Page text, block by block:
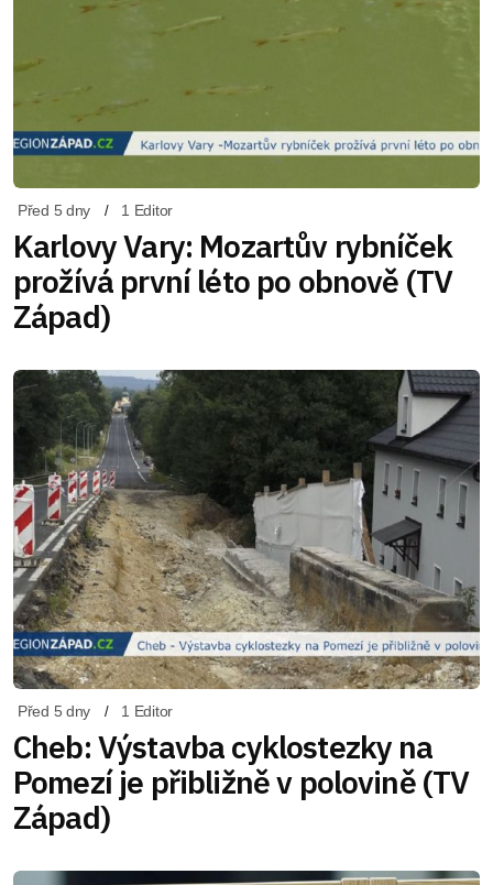
Před 5 dny 1 Editor
Karlovy Vary: Mozartův rybníček
prožívá první léto po obnově (TV
Západ)
Před 5 dny 1 Editor
Cheb: Výstavba cyklostezky na
Pomezí je přibližně v polovině (TV
Západ)